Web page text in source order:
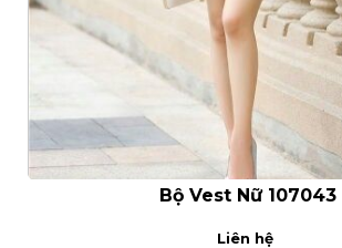
Bộ Vest Nữ 107043
Liên hệ